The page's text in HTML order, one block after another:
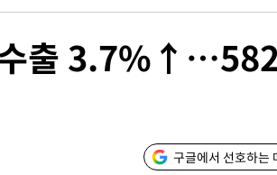
'[내일날씨]
의보
견
출
구글에서 선호하는